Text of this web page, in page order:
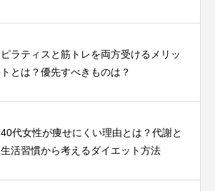
ピラティスと筋トレを両方受けるメリッ
トとは？優先すべきものは？
40代女性が痩せにくい理由とは？代謝と
生活習慣から考えるダイエット方法